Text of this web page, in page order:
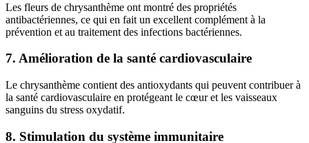
Les fleurs de chrysanthème ont montré des propriétés
antibactériennes, ce qui en fait un excellent complément à la
prévention et au traitement des infections bactériennes.
7. Amélioration de la santé cardiovasculaire
Le chrysanthème contient des antioxydants qui peuvent contribuer à
la santé cardiovasculaire en protégeant le cœur et les vaisseaux
sanguins du stress oxydatif.
8. Stimulation du système immunitaire